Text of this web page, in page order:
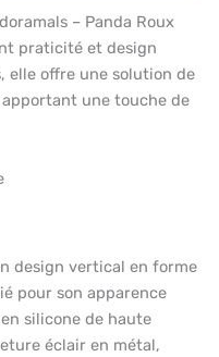
– Panda Roux
praticité et design
elle offre une solution de
une touche de
design vertical en forme
pour son apparence
silicone de haute
éclair en métal,